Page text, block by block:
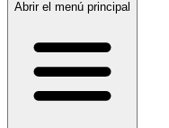
Abrir el menú principal